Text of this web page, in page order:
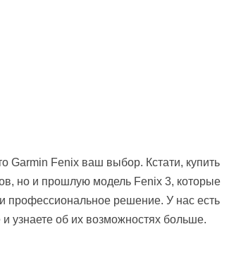
Garmin Fenix ваш выбор. Кстати, купить
но и прошлую модель Fenix 3, которые
профессиональное решение. У нас есть
узнаете об их возможностях больше.